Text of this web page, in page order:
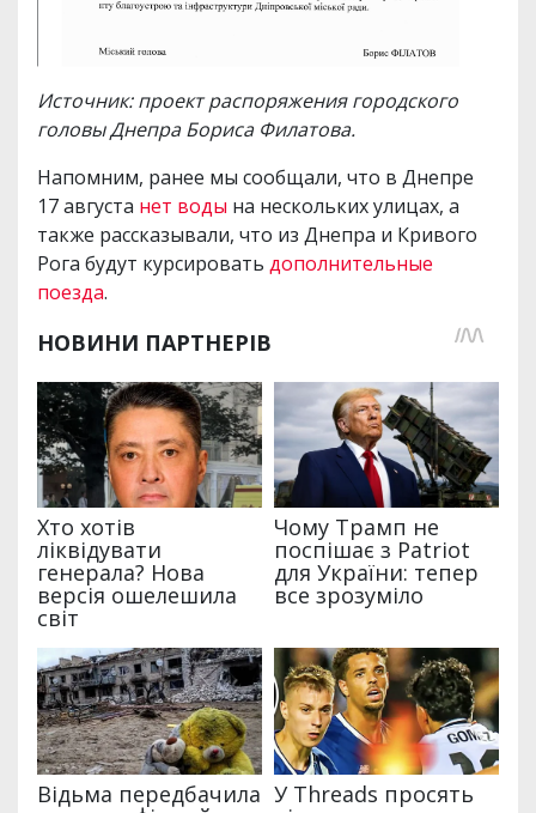
Источник: проект распоряжения городского
головы Днепра Бориса Филатова.
Напомним, ранее мы сообщали, что в Днепре
17 августа нет воды на нескольких улицах, а
также рассказывали, что из Днепра и Кривого
Рога будут курсировать дополнительные
поезда.